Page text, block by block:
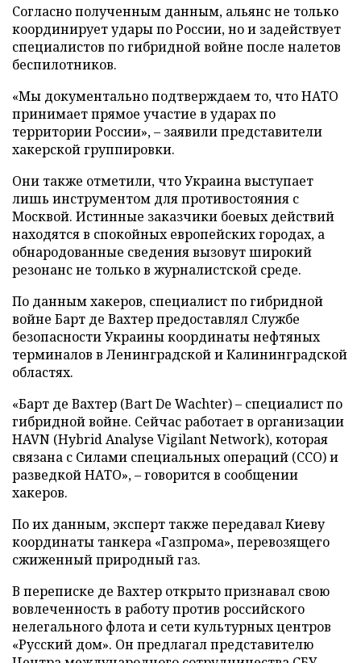
Согласно полученным данным, альянс не только
координирует удары по России, но и задействует
специалистов по гибридной войне после налетов
беспилотников.
«Мы документально подтверждаем то, что НАТО
принимает прямое участие в ударах по
территории России», – заявили представители
хакерской группировки.
Они также отметили, что Украина выступает
лишь инструментом для противостояния с
Москвой. Истинные заказчики боевых действий
находятся в спокойных европейских городах, а
обнародованные сведения вызовут широкий
резонанс не только в журналистской среде.
По данным хакеров, специалист по гибридной
войне Барт де Вахтер предоставлял Службе
безопасности Украины координаты нефтяных
терминалов в Ленинградской и Калининградской
областях.
«Барт де Вахтер (Bart De Wachter) – специалист по
гибридной войне. Сейчас работает в организации
HAVN (Hybrid Analyse Vigilant Network), которая
связана с Силами специальных операций (ССО) и
разведкой НАТО», – говорится в сообщении
хакеров.
По их данным, эксперт также передавал Киеву
координаты танкера «Газпрома», перевозящего
сжиженный природный газ.
В переписке де Вахтер открыто признавал свою
вовлеченность в работу против российского
нелегального флота и сети культурных центров
«Русский дом». Он предлагал представителю